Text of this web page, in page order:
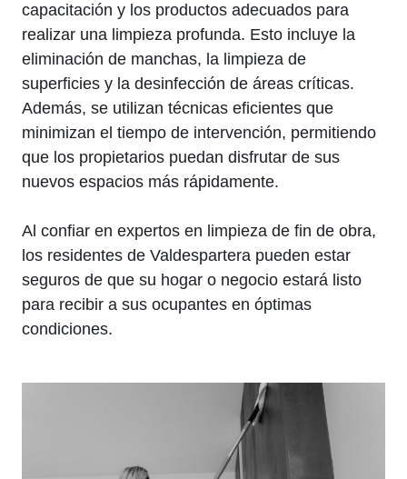
capacitación y los productos adecuados para
realizar una limpieza profunda. Esto incluye la
eliminación de manchas, la limpieza de
superficies y la desinfección de áreas críticas.
Además, se utilizan técnicas eficientes que
minimizan el tiempo de intervención, permitiendo
que los propietarios puedan disfrutar de sus
nuevos espacios más rápidamente.
Al confiar en expertos en limpieza de fin de obra,
los residentes de Valdespartera pueden estar
seguros de que su hogar o negocio estará listo
para recibir a sus ocupantes en óptimas
condiciones.